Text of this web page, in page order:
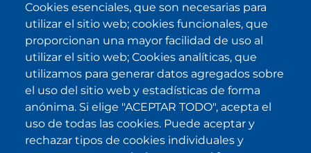
SUBSCRIBE
He sido informado/a sobre política
de privacidad
y la acepto.
IKI en otras latitudes
. . . .
Cookies esenciales, que son necesarias para
utilizar el sitio web; cookies funcionales, que
proporcionan una mayor facilidad de uso al
utilizar el sitio web; Cookies analíticas, que
utilizamos para generar datos agregados sobre
el uso del sitio web y estadísticas de forma
anónima. Si elige "ACEPTAR TODO", acepta el
uso de todas las cookies. Puede aceptar y
rechazar tipos de cookies individuales y